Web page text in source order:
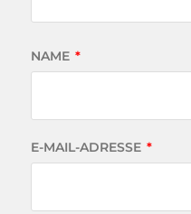
NAME *
E-MAIL-ADRESSE *